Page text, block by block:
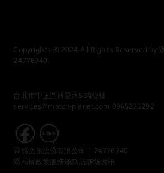
Copyrights © 2024 All Rights Reserved by
24776740.
台北市中正區博愛路53號3樓
services@match-planet.com 0965275292
靈感文創股份有限公司 | 24776740
隱私權政策 服務條款 防詐騙資訊